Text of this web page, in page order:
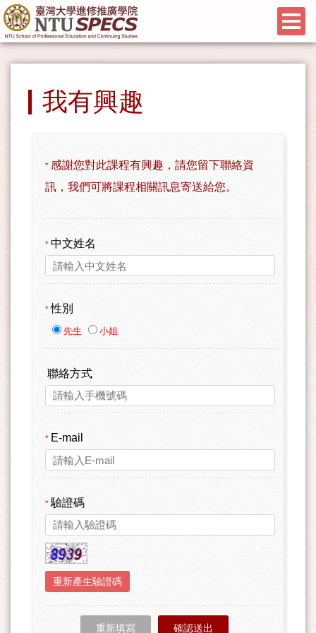
我有興趣
* 感謝您對此課程有興趣，請您留下聯絡資
訊，我們可將課程相關訊息寄送給您。
* 中文姓名
* 性別
先生 小姐
聯絡方式
* E-mail
* 驗證碼